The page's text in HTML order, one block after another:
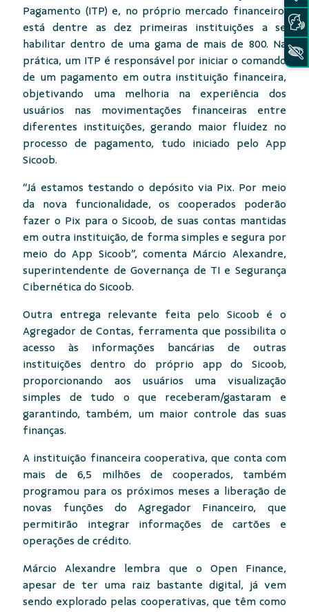
Pagamento (ITP) e, no próprio mercado financeiro,
está dentre as dez primeiras instituições a se
habilitar dentro de uma gama de mais de 800. Na
prática, um ITP é responsável por iniciar o comando
de um pagamento em outra instituição financeira,
objetivando uma melhoria na experiência dos
usuários nas movimentações financeiras entre
diferentes instituições, gerando maior fluidez no
processo de pagamento, tudo iniciado pelo App
Sicoob.
“Já estamos testando o depósito via Pix. Por meio
da nova funcionalidade, os cooperados poderão
fazer o Pix para o Sicoob, de suas contas mantidas
em outra instituição, de forma simples e segura por
meio do App Sicoob”, comenta Márcio Alexandre,
superintendente de Governança de TI e Segurança
Cibernética do Sicoob.
Outra entrega relevante feita pelo Sicoob é o
Agregador de Contas, ferramenta que possibilita o
acesso às informações bancárias de outras
instituições dentro do próprio app do Sicoob,
proporcionando aos usuários uma visualização
simples de tudo o que receberam/gastaram e
garantindo, também, um maior controle das suas
finanças.
A instituição financeira cooperativa, que conta com
mais de 6,5 milhões de cooperados, também
programou para os próximos meses a liberação de
novas funções do Agregador Financeiro, que
permitirão integrar informações de cartões e
operações de crédito.
Márcio Alexandre lembra que o Open Finance,
apesar de ter uma raiz bastante digital, já vem
sendo explorado pelas cooperativas, que têm como